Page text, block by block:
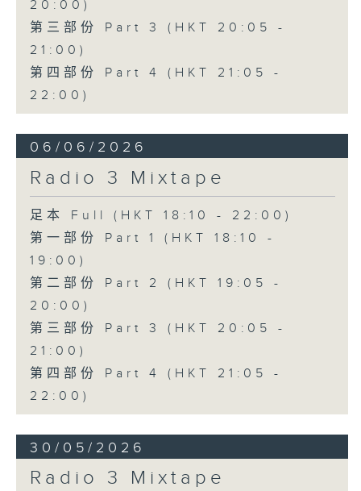
20:00)
第三部份 Part 3 (HKT 20:05 -
21:00)
第四部份 Part 4 (HKT 21:05 -
22:00)
06/06/2026
Radio 3 Mixtape
足本 Full (HKT 18:10 - 22:00)
第一部份 Part 1 (HKT 18:10 -
19:00)
第二部份 Part 2 (HKT 19:05 -
20:00)
第三部份 Part 3 (HKT 20:05 -
21:00)
第四部份 Part 4 (HKT 21:05 -
22:00)
30/05/2026
Radio 3 Mixtape